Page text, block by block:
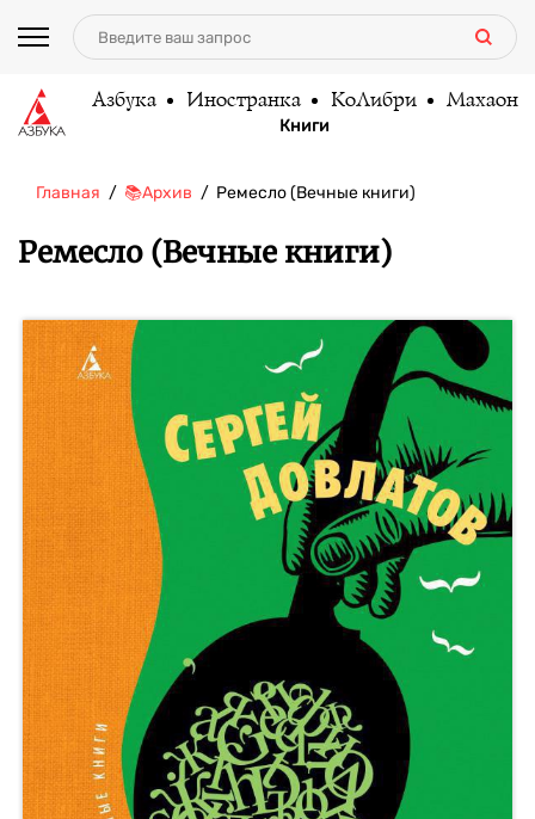
Азбука Иностранка КоЛибри Махаон
Книги
Главная 📚Архив Ремесло (Вечные книги)
Ремесло (Вечные книги)